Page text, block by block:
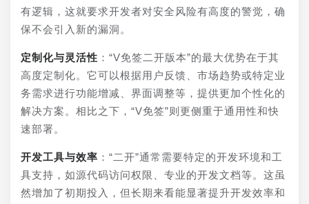
有逻辑，这就要求开发者对安全风险有高度的警觉，确
保不会引入新的漏洞。
定制化与灵活性 ：“V免签二开版本”的最大优势在于其
高度定制化。它可以根据用户反馈、市场趋势或特定业
务需求进行功能增减、界面调整等，提供更加个性化的
解决方案。相比之下，“V免签”则更侧重于通用性和快
速部署。
开发工具与效率 ：“二开”通常需要特定的开发环境和工
具支持，如源代码访问权限、专业的开发文档等。这虽
然增加了初期投入，但长期来看能显著提升开发效率和